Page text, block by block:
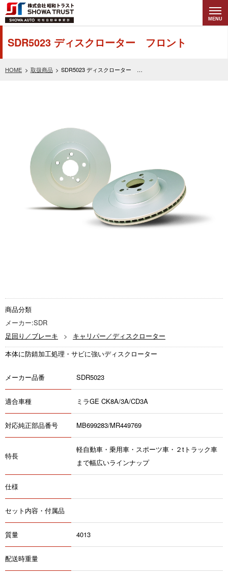
株式会社昭和トラ
スト (SHOWA
MENU
HOME 取扱商品 SDR5023 ディスクローター フロント
SDR5023 ディスクローター フロント
商品分類
メーカー:SDR
足回り／ブレーキ
キャリパー／ディスクローター
本体に防錆加工処理・サビに強いディスクローター
メーカー品番 SDR5023
適合車種 ミラGE CK8A/3A/CD3A
対応純正部品番号 MB699283/MR449769
特長
軽自動車・乗用車・スポーツ車・２tトラック車
まで幅広いラインナップ
仕様
セット内容・付属品
質量 4013
配送時重量